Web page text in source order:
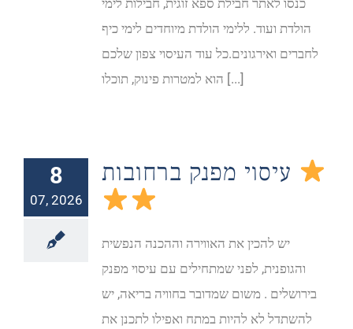
כנסו לאתר חבילת ספא זוגית, חבילות לימי
הולדת ועוד. ללימי הולדת מיוחדים לימי כיף
לחברים ואירגונים.כל עוד העיסוי צפון שלכם
הוא למטרות פינוק, תוכלו [...]
8
07, 2026
יש להכין את האווירה וההכנה הנפשית
והגופנית, לפני שמתחילים עם עיסוי מפנק
בירושלים . משום שמדובר בחוויה בריאה, יש
להשתדל לא להיות במתח ואפילו לתכנן את